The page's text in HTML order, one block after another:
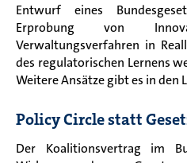
Entwurf eines
Erprobung von
Verwaltungsverfahren in
des regulatorischen Lernens
Weitere Ansätze gibt es in den
Policy Circle statt
Der Koalitionsvertrag im